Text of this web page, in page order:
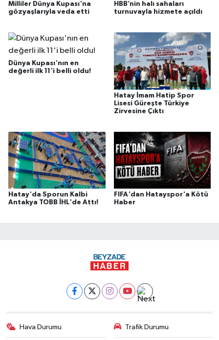
Milliler Dünya Kupası'na
gözyaşlarıyla veda etti
HBB’nin halı sahaları
turnuvayla hizmete açıldı
Dünya Kupası'nın en
değerli ilk 11'i belli oldu!
Hatay İmam Hatip Spor
Lisesi Güreşte Türkiye
Zirvesine Çıktı
Hatay'da Sporun Kalbi
Antakya TOBB İHL'de Attı!
FIFA'dan Hatayspor'a Kötü
Haber
Hava Durumu Trafik Durumu